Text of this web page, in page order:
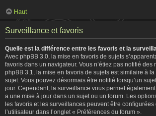
Haut
Surveillance et favoris
Quelle est la différence entre les favoris et la
Avec phpBB 3.0, la mise en favoris de sujets
favoris dans un navigateur. Vous n’étiez pas notifié des
phpBB 3.1, la mise en favoris de sujets est similaire à la
sujet. Vous pouvez désormais être notifié lorsqu’un
jour. Cependant, la surveillance vous permet également
a une mise à jour dans un sujet ou un forum. Les
les favoris et les surveillances peuvent être
l’utilisateur dans l’onglet « Préférences du forum ».